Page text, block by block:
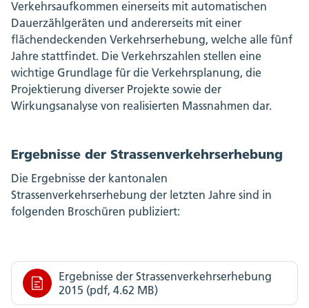
Verkehrsaufkommen einerseits mit automatischen
Dauerzählgeräten und andererseits mit einer
flächendeckenden Verkehrserhebung, welche alle fünf
Jahre stattfindet. Die Verkehrszahlen stellen eine
wichtige Grundlage für die Verkehrsplanung, die
Projektierung diverser Projekte sowie der
Wirkungsanalyse von realisierten Massnahmen dar.
Ergebnisse der Strassenverkehrserhebung
Die Ergebnisse der kantonalen
Strassenverkehrserhebung der letzten Jahre sind in
folgenden Broschüren publiziert:
Ergebnisse der Strassenverkehrserhebung
2015 (pdf, 4.62 MB)